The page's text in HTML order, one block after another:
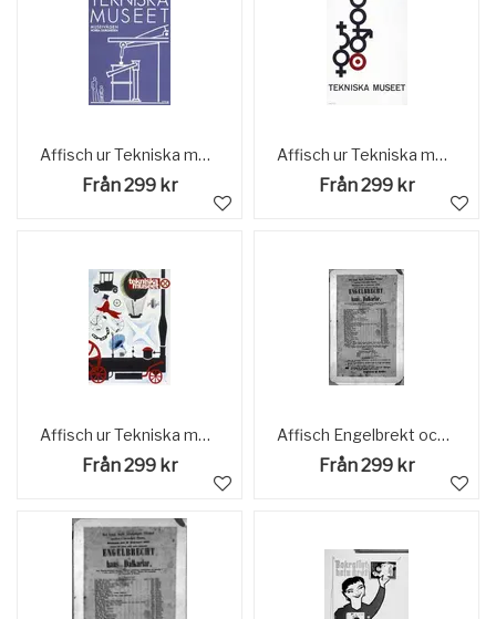
Affisch ur Tekniska museets samlingar. Reklam för Tekniska museet.
Från 299 kr
Affisch ur Tekniska museets samlingar. Reklam Tekniska museet.
Från 299 kr
Affisch ur Tekniska museets samlingar. Reklam för Tekniska museet.
Från 299 kr
Affisch Engelbrekt och hans dalkarlar 1861. Västerås Teater. Västerås.
Från 299 kr